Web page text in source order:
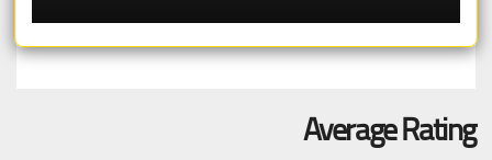
Average Rating